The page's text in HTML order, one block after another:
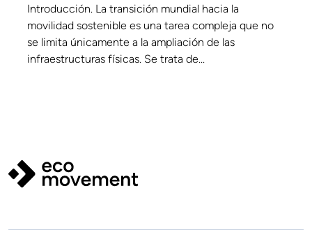
Introducción. La transición mundial hacia la
movilidad sostenible es una tarea compleja que no
se limita únicamente a la ampliación de las
infraestructuras físicas. Se trata de...